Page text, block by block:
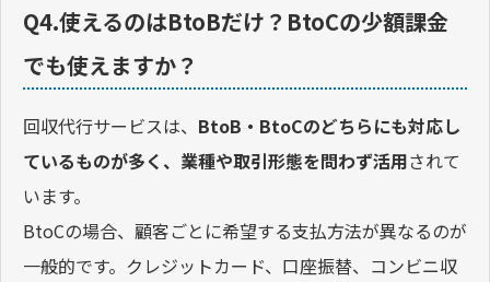
Q4.使えるのはBtoBだけ？BtoCの少額課金
でも使えますか？
回収代行サービスは、 BtoB・BtoCのどちらにも対応し
ているものが多く、業種や取引形態を問わず活用されて
います。
BtoCの場合、顧客ごとに希望する支払方法が異なるのが
一般的です。クレジットカード、口座振替、コンビニ収